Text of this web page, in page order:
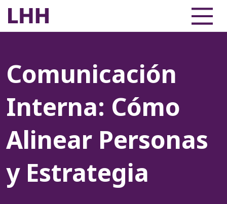
Comunicación
Interna: Cómo
Alinear Personas
y Estrategia